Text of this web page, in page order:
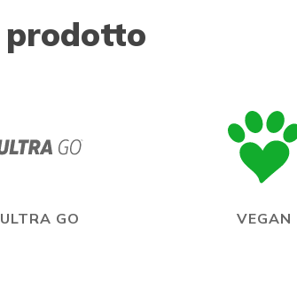
prodotto
ULTRA GO VEGAN